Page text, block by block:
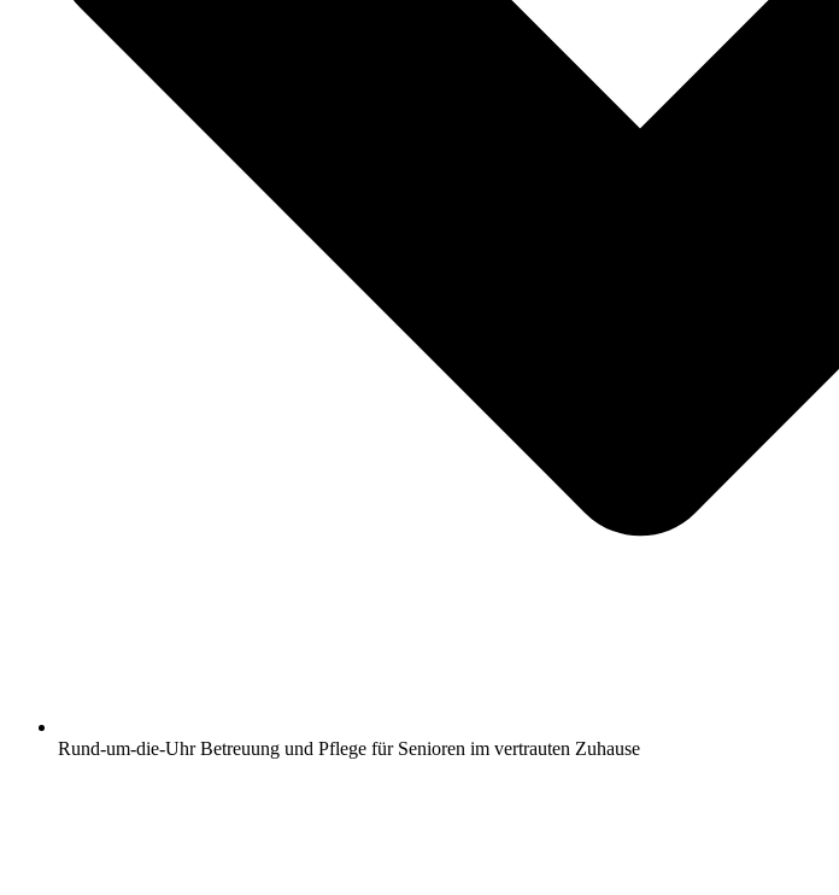
Rund-um-die-Uhr Betreuung und Pflege für Senioren im vertrauten Zuhause